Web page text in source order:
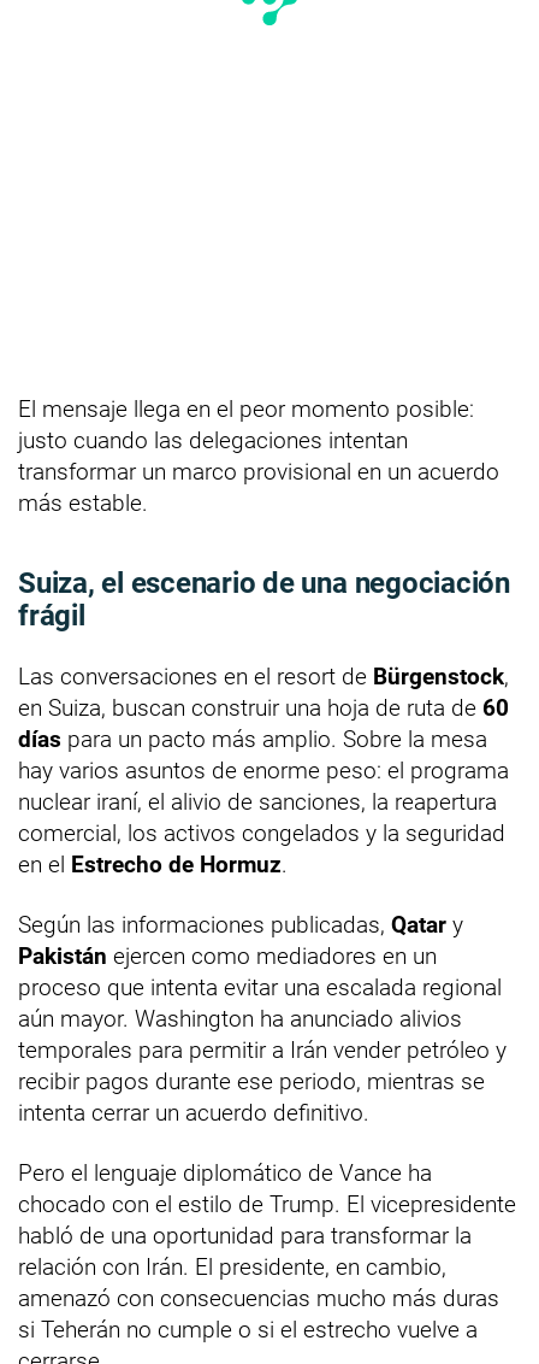
El mensaje llega en el peor momento posible:
justo cuando las delegaciones intentan
transformar un marco provisional en un acuerdo
más estable.
Suiza, el escenario de una negociación
frágil
Las conversaciones en el resort de Bürgenstock,
en Suiza, buscan construir una hoja de ruta de 60
días para un pacto más amplio. Sobre la mesa
hay varios asuntos de enorme peso: el programa
nuclear iraní, el alivio de sanciones, la reapertura
comercial, los activos congelados y la seguridad
en el Estrecho de Hormuz.
Según las informaciones publicadas, Qatar y
Pakistán ejercen como mediadores en un
proceso que intenta evitar una escalada regional
aún mayor. Washington ha anunciado alivios
temporales para permitir a Irán vender petróleo y
recibir pagos durante ese periodo, mientras se
intenta cerrar un acuerdo definitivo.
Pero el lenguaje diplomático de Vance ha
chocado con el estilo de Trump. El vicepresidente
habló de una oportunidad para transformar la
relación con Irán. El presidente, en cambio,
amenazó con consecuencias mucho más duras
si Teherán no cumple o si el estrecho vuelve a